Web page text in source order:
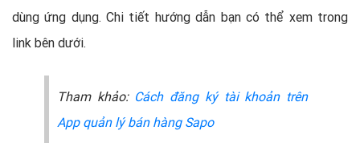
dùng ứng dụng. Chi tiết hướng dẫn bạn có thể xem trong
link bên dưới.
Tham khảo: Cách đăng ký tài khoản trên
App quản lý bán hàng Sapo